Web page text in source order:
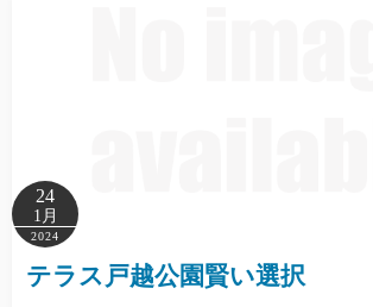
24
1月
2024
テラス戸越公園賢い選択